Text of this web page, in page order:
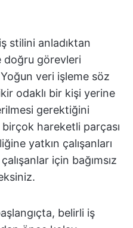
stilini anladıktan
doğru görevleri
veri işleme söz
odaklı bir kişi yerine
gerektiğini
hareketli parçası
yatkın çalışanları
için bağımsız
belirli iş